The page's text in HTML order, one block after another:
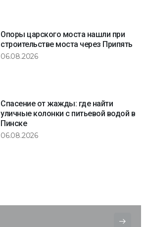
Опоры царского моста нашли при
строительстве моста через Припять
06.08.2026
Спасение от жажды: где найти
уличные колонки с питьевой водой в
Пинске
06.08.2026